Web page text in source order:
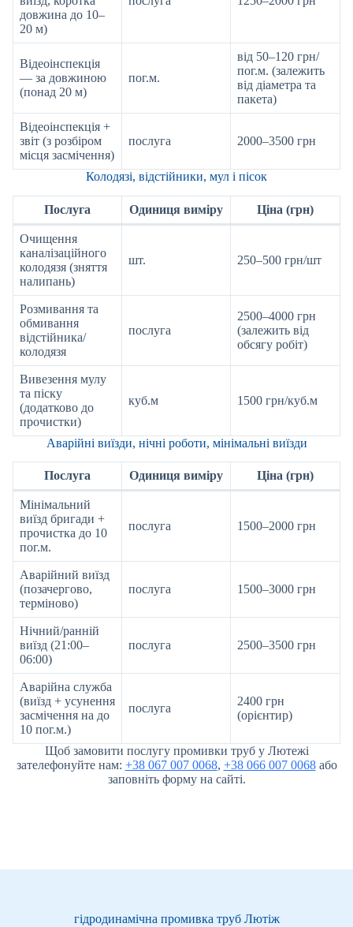
довжина до 10–
20 м)
Відеоінспекція
— за довжиною
(понад 20 м)
пог.м.
від 50–120 грн/
пог.м. (залежить
від діаметра та
пакета)
Відеоінспекція +
звіт (з розбіром
місця засмічення)
послуга 2000–3500 грн
Колодязі, відстійники, мул і пісок
Послуга Одиниця виміру Ціна (грн)
Очищення
каналізаційного
колодязя (зняття
налипань)
шт. 250–500 грн/шт
Розмивання та
обмивання
відстійника/
колодязя
послуга
2500–4000 грн
(залежить від
обсягу робіт)
Вивезення мулу
та піску
(додатково до
прочистки)
куб.м 1500 грн/куб.м
Аварійні виїзди, нічні роботи, мінімальні виїзди
Послуга Одиниця виміру Ціна (грн)
Мінімальний
виїзд бригади +
прочистка до 10
пог.м.
послуга 1500–2000 грн
Аварійний виїзд
(позачергово,
терміново)
послуга 1500–3000 грн
Нічний/ранній
виїзд (21:00–
06:00)
послуга 2500–3500 грн
Аварійна служба
(виїзд + усунення
засмічення на до
10 пог.м.)
послуга
2400 грн
(орієнтир)
Щоб замовити послугу промивки труб у Лютежі
зателефонуйте нам: +38 067 007 0068, +38 066 007 0068або
заповніть форму на сайті.
гідродинамічна промивка труб Лютіж